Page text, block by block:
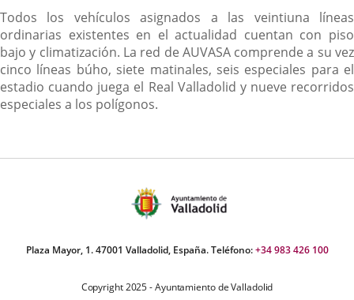
Todos los vehículos asignados a las veintiuna líneas
ordinarias existentes en el actualidad cuentan con piso
bajo y climatización. La red de AUVASA comprende a su vez
cinco líneas búho, siete matinales, seis especiales para el
estadio cuando juega el Real Valladolid y nueve recorridos
especiales a los polígonos.
Plaza Mayor, 1. 47001 Valladolid, España. Teléfono:+34 983 426 100
Copyright 2025 - Ayuntamiento de Valladolid